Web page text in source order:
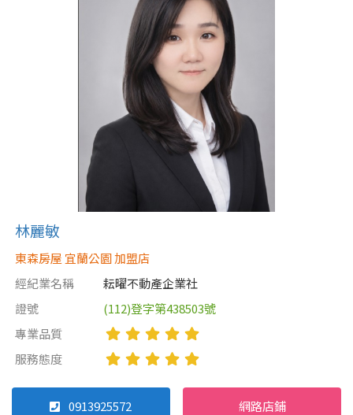
林麗敏
東森房屋 宜蘭公園 加盟店
經紀業名稱
耘曜不動產企業社
證號
(112)登字第438503號
專業品質
服務態度
0913925572 網路店鋪